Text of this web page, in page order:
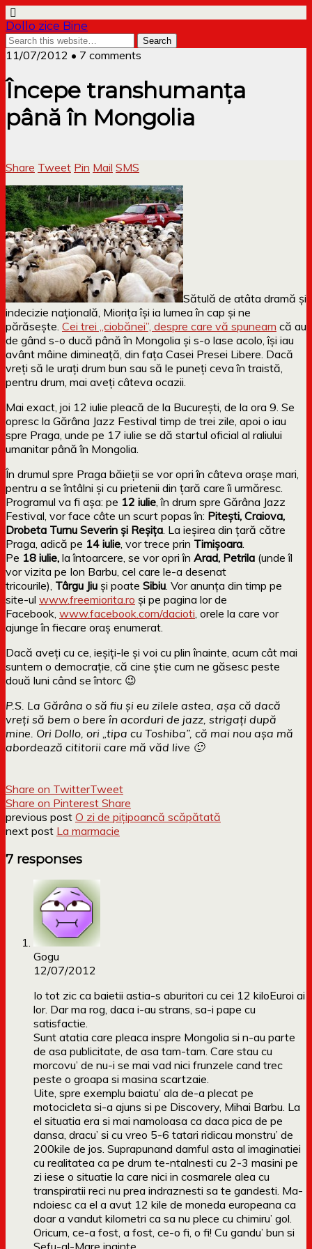
Dollo zice Bine
11/07/2012 • 7 comments
Începe transhumanța
până în Mongolia
Share Tweet Pin Mail SMS
Sătulă de atâta dramă și
indecizie națională, Miorița își ia lumea în cap și ne
părăsește. Cei trei „ciobănei”, despre care vă spuneam că au
de gând s-o ducă până în Mongolia și s-o lase acolo, își iau
avânt mâine dimineață, din fața Casei Presei Libere. Dacă
vreți să le urați drum bun sau să le puneți ceva în traistă,
pentru drum, mai aveți câteva ocazii.
Mai exact, joi 12 iulie pleacă de la București, de la ora 9. Se
opresc la Gărâna Jazz Festival timp de trei zile, apoi o iau
spre Praga, unde pe 17 iulie se dă startul oficial al raliului
umanitar până în Mongolia.
În drumul spre Praga băieţii se vor opri în câteva oraşe mari,
pentru a se întâlni şi cu prietenii din ţară care îi urmăresc.
Programul va fi așa: pe 12 iulie , în drum spre Gărâna Jazz
Festival, vor face câte un scurt popas în: Piteşti, Craiova,
Drobeta Turnu Severin şi Reşiţa . La ieşirea din ţară către
Praga, adică pe 14 iulie , vor trece prin Timişoara
Pe 18 iulie, la întoarcere, se vor opri în Arad, Petrila (unde îl
vor vizita pe Ion Barbu, cel care le-a desenat
tricourile), Târgu Jiu şi poate Sibiu . Vor anunţa din timp pe
site-ul www.freemiorita.ro şi pe pagina lor de
Facebook, www.facebook.com/dacioti , orele la care vor
ajunge în fiecare oraş enumerat.
Dacă aveți cu ce, ieșiți-le și voi cu plin înainte, acum cât mai
suntem o democrație, că cine știe cum ne găsesc peste
două luni când se întorc 😉
P.S. La Gărâna o să fiu și eu zilele astea, așa că dacă
vreți să bem o bere în acorduri de jazz, strigați după
mine. Ori Dollo, ori „tipa cu Toshiba”, că mai nou așa mă
abordează cititorii care mă văd live 🙂
Share on TwitterTweet
Share on Pinterest Share
previous post O zi de pițipoancă scăpătată
next post La marmacie
7 responses
Gogu
12/07/2012
Io tot zic ca baietii astia-s aburitori cu cei 12 kiloEuroi ai
lor. Dar ma rog, daca i-au strans, sa-i pape cu
satisfactie.
Sunt atatia care pleaca inspre Mongolia si n-au parte
de asa publicitate, de asa tam-tam. Care stau cu
morcovu’ de nu-i se mai vad nici frunzele cand trec
peste o groapa si masina scartzaie.
Uite, spre exemplu baiatu’ ala de-a plecat pe
motocicleta si-a ajuns si pe Discovery, Mihai Barbu. La
el situatia era si mai namoloasa ca daca pica de pe
dansa, dracu’ si cu vreo 5-6 tatari ridicau monstru’ de
200kile de jos. Suprapunand damful asta al imaginatiei
cu realitatea ca pe drum te-ntalnesti cu 2-3 masini pe
zi iese o situatie la care nici in cosmarele alea cu
transpiratii reci nu prea indraznesti sa te gandesti. Ma-
ndoiesc ca el a avut 12 kile de moneda europeana ca
doar a vandut kilometri ca sa nu plece cu chimiru’ gol.
Oricum, ce-a fost, a fost, ce-o fi, o fi! Cu gandu’ bun si